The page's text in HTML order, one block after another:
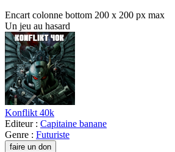
Encart colonne bottom 200 x 200 px max
Un jeu au hasard
Konflikt 40k
Editeur : Capitaine banane
Genre : Futuriste